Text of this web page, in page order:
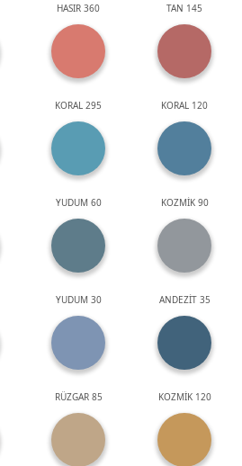
HASIR 360 TAN 145
KORAL 295 KORAL 120
YUDUM 60 KOZMİK 90
YUDUM 30 ANDEZİT 35
RÜZGAR 85 KOZMİK 120